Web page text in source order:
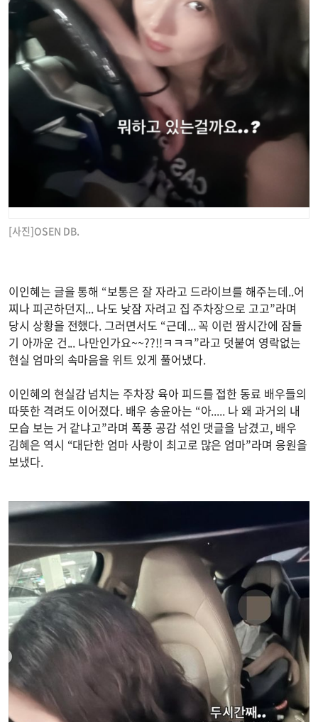
[사진]OSEN DB.
이인혜는 글을 통해 “보통은 잘 자라고 드라이브를 해주는데..어
찌나 피곤하던지... 나도 낮잠 자려고 집 주차장으로 고고”라며
당시 상황을 전했다. 그러면서도 “근데... 꼭 이런 짬시간에 잠들
기 아까운 건... 나만인가요~~??!!ㅋㅋㅋ”라고 덧붙여 영락없는
현실 엄마의 속마음을 위트 있게 풀어냈다.
이인혜의 현실감 넘치는 주차장 육아 피드를 접한 동료 배우들의
따뜻한 격려도 이어졌다. 배우 송윤아는 “아..... 나 왜 과거의 내
모습 보는 거 같냐고”라며 폭풍 공감 섞인 댓글을 남겼고, 배우
김혜은 역시 “대단한 엄마 사랑이 최고로 많은 엄마”라며 응원을
보냈다.